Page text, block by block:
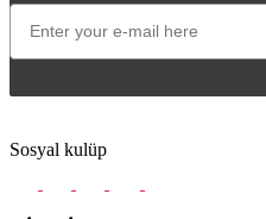
Email
Sosyal kulüp